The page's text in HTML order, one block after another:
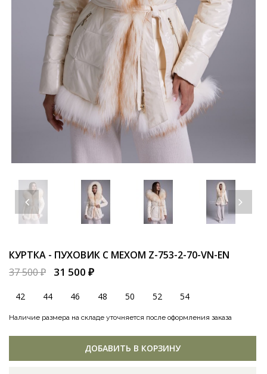
КУРТКА - ПУХОВИК С МЕХОМ Z-753-2-70-VN-EN
37 500 ₽
31 500 ₽
42 44 46 48 50 52 54
Наличие размера на складе уточняется после оформления заказа
ДОБАВИТЬ В КОРЗИНУ